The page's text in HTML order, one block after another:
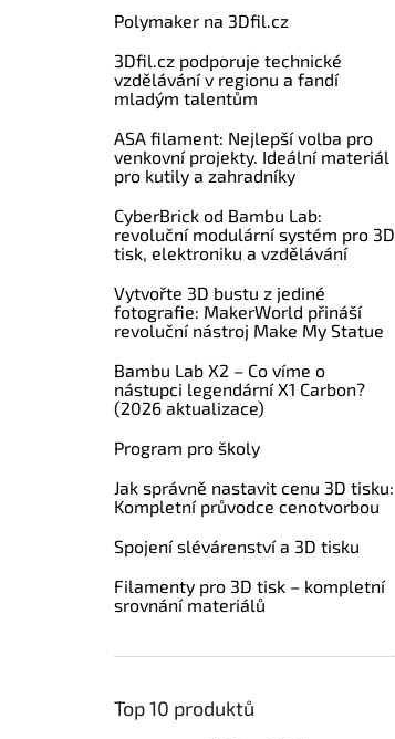
Polymaker na 3Dfil.cz
3Dfil.cz podporuje technické
vzdělávání v regionu a fandí
mladým talentům
ASA filament: Nejlepší volba pro
venkovní projekty. Ideální materiál
pro kutily a zahradníky
CyberBrick od Bambu Lab:
revoluční modulární systém pro 3D
tisk, elektroniku a vzdělávání
Vytvořte 3D bustu z jediné
fotografie: MakerWorld přináší
revoluční nástroj Make My Statue
Bambu Lab X2 – Co víme o
nástupci legendární X1 Carbon?
(2026 aktualizace)
Program pro školy
Jak správně nastavit cenu 3D tisku:
Kompletní průvodce cenotvorbou
Spojení slévárenství a 3D tisku
Filamenty pro 3D tisk – kompletní
srovnání materiálů
Top 10 produktů